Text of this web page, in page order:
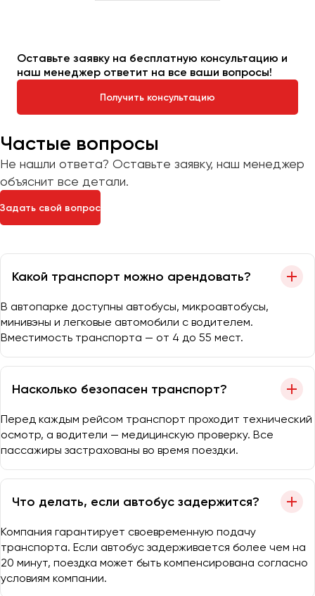
Оставьте заявку на бесплатную консультацию и
наш менеджер ответит на все ваши вопросы!
Получить консультацию
Частые вопросы
Не нашли ответа? Оставьте заявку, наш менеджер
объяснит все детали.
Задать свой вопрос
Какой транспорт можно арендовать?
В автопарке доступны автобусы, микроавтобусы,
минивэны и легковые автомобили с водителем.
Вместимость транспорта — от 4 до 55 мест.
Насколько безопасен транспорт?
Перед каждым рейсом транспорт проходит технический
осмотр, а водители — медицинскую проверку. Все
пассажиры застрахованы во время поездки.
Что делать, если автобус задержится?
Компания гарантирует своевременную подачу
транспорта. Если автобус задерживается более чем на
20 минут, поездка может быть компенсирована согласно
условиям компании.